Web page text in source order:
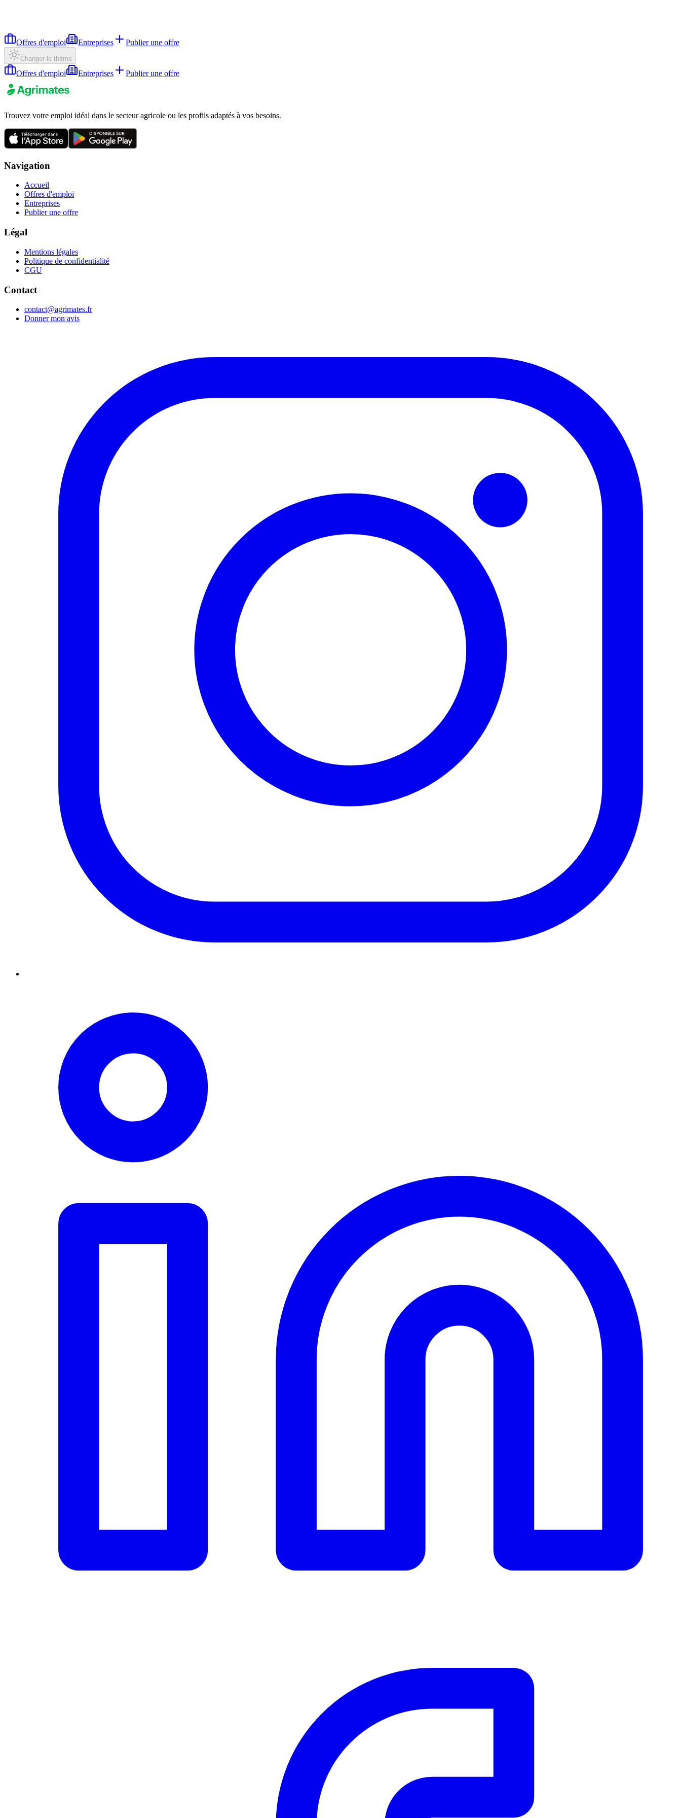
Offres d'emploi Entreprises Publier une offre
Changer le thème
Offres d'emploi Entreprises Publier une offre
Trouvez votre emploi idéal dans le secteur agricole ou les profils adaptés à vos besoins.
Navigation
Accueil
Offres d'emploi
Entreprises
Publier une offre
Légal
Mentions légales
Politique de confidentialité
CGU
Contact
contact@agrimates.fr
Donner mon avis